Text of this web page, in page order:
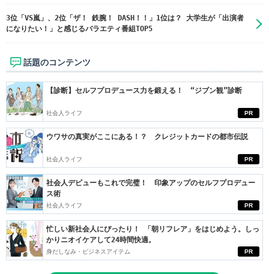
3位「VS嵐」、2位「ザ！ 鉄腕！ DASH！！」1位は？ 大学生が「出演者
になりたい！」と感じるバラエティ番組TOP5
話題のコンテンツ
PR
【診断】セルフプロデュース力を鍛える！ “ジブン観”診断
社会人ライフ
PR
ウワサの真実がここにある！？ クレジットカードの都市伝説
社会人ライフ
PR
社会人デビューもこれで完璧！ 印象アップのセルフプロデュー
ス術
社会人ライフ
PR
忙しい新社会人にぴったり！ 「朝リフレア」をはじめよう。しっ
かりニオイケアして24時間快適。
身だしなみ・ビジネスアイテム